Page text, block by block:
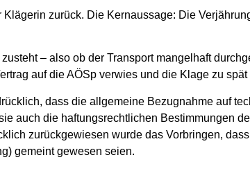
zurück. Die Kernaussage: Die
– also ob der Transport mangelhaft
auf die AÖSp verwies und die Klage zu
dass die allgemeine Bezugnahme auf
auch die haftungsrechtlichen Bestimmungen
zurückgewiesen wurde das Vorbringen,
gemeint gewesen seien.